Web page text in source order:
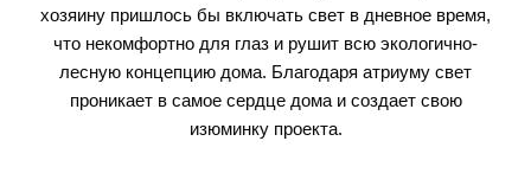
хозяину пришлось бы включать свет в дневное время,
что некомфортно для глаз и рушит всю экологично-
лесную концепцию дома. Благодаря атриуму свет
проникает в самое сердце дома и создает свою
изюминку проекта.